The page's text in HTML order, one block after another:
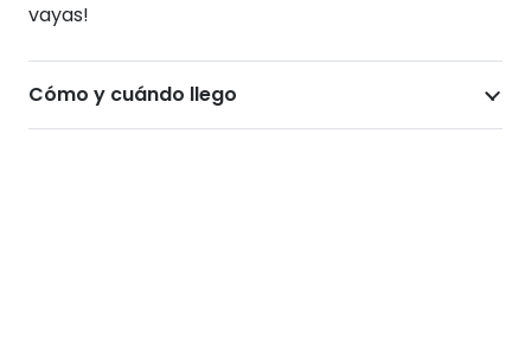
vayas!
Cómo y cuándo llego